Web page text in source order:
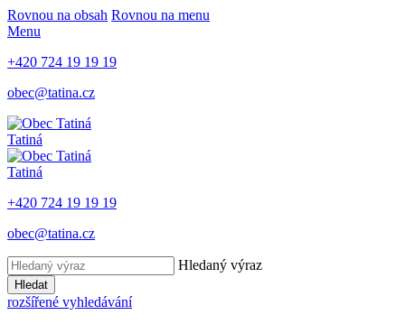
Rovnou na obsah Rovnou na menu
Menu
+420 724 19 19 19
obec@tatina.cz
Tatiná
Tatiná
+420 724 19 19 19
obec@tatina.cz
Hledaný výraz
Hledat
rozšířené vyhledávání